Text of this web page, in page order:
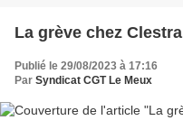
La grève chez Clestra
Publié le 29/08/2023 à 17:16
Par Syndicat CGT Le Meux